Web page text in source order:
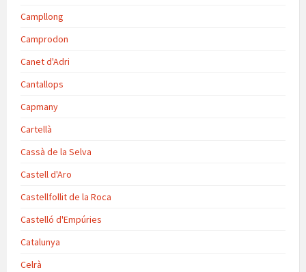
Campllong
Camprodon
Canet d'Adri
Cantallops
Capmany
Cartellà
Cassà de la Selva
Castell d'Aro
Castellfollit de la Roca
Castelló d'Empúries
Catalunya
Celrà